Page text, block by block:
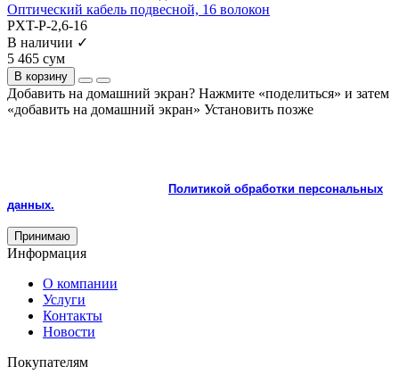
Оптический кабель подвесной, 16 волокон
PXT-P-2,6-16
В наличии ✓
5 465 сум
В корзину
Добавить на домашний экран? Нажмите «поделиться» и затем
«добавить на домашний экран» Установить позже
Политикой обработки персональных
данных.
Принимаю
Информация
О компании
Услуги
Контакты
Новости
Покупателям